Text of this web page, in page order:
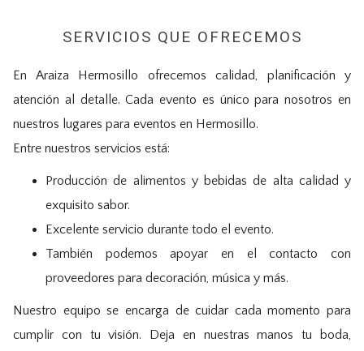
SERVICIOS QUE OFRECEMOS
En Araiza Hermosillo ofrecemos calidad, planificación y
atención al detalle. Cada evento es único para nosotros en
nuestros lugares para eventos en Hermosillo.
Entre nuestros servicios está:
Producción de alimentos y bebidas de alta calidad y
exquisito sabor.
Excelente servicio durante todo el evento.
También podemos apoyar en el contacto con
proveedores para decoración, música y más.
Nuestro equipo se encarga de cuidar cada momento para
cumplir con tu visión. Deja en nuestras manos tu boda,